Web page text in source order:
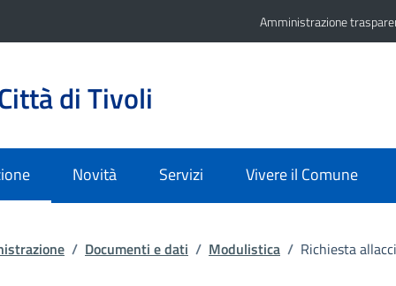
Amministrazione
di Tivoli
Novità Servizi Vivere il Comune
/ Documenti e dati / Modulistica / Richiesta